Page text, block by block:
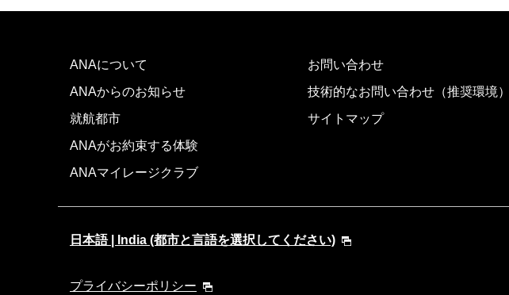
ANAについて
ANAからのお知らせ
就航都市
ANAがお約束する体験
ANAマイレージクラブ
お問い合わせ
技術的なお問い合わせ（推奨環境）
サイトマップ
日本語 | India (都市と言語を選択してください)
プライバシーポリシー